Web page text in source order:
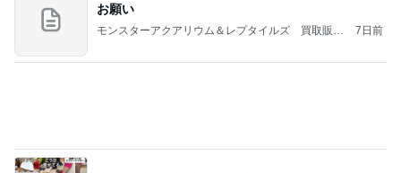
お願い
モンスターアクアリウム＆レプタイルズ 買取販売
7日前